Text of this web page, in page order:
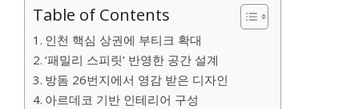
Table of Contents
인천 핵심 상권에 부티크 확대
‘패밀리 스피릿’ 반영한 공간 설계
방돔 26번지에서 영감 받은 디자인
아르데코 기반 인테리어 구성